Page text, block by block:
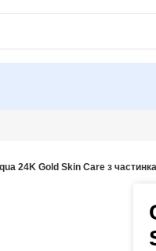
24K Gold Skin Care з